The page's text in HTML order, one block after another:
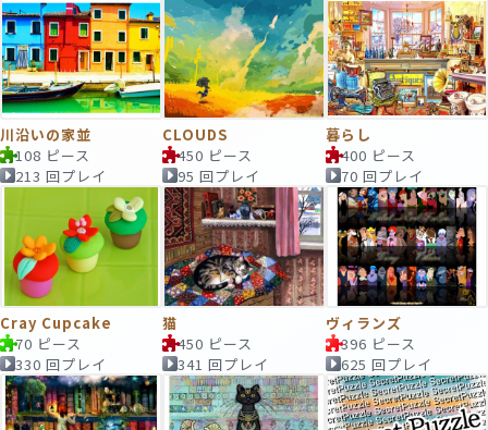
川沿いの家並
108 ピース
213 回プレイ
CLOUDS
450 ピース
95 回プレイ
暮らし
400 ピース
70 回プレイ
Cray Cupcake
70 ピース
330 回プレイ
猫
450 ピース
341 回プレイ
ヴィランズ
396 ピース
625 回プレイ